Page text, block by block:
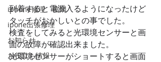
iphone修理 夜間
ipone出張修理
お知らせ
お役立ち情報
到着すると電源入るようになったけど
タッチがおかしいとの事でした。
検査をしてみると光環境センサーと画
面の故障が確認出来ました。
光環境センサーがショートすると画面